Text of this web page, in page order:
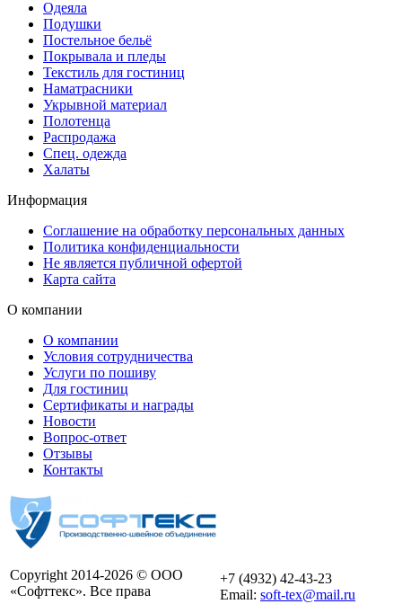
Одеяла
Подушки
Постельное бельё
Покрывала и пледы
Текстиль для гостиниц
Наматрасники
Укрывной материал
Полотенца
Распродажа
Спец. одежда
Халаты
Информация
Соглашение на обработку персональных данных
Политика конфиденциальности
Не является публичной офертой
Карта сайта
О компании
О компании
Условия сотрудничества
Услуги по пошиву
Для гостиниц
Сертификаты и награды
Новости
Вопрос-ответ
Отзывы
Контакты
Copyright 2014-2026 © ООО
«Софттекс». Все права
+7 (4932) 42-43-23
Email: soft-tex@mail.ru